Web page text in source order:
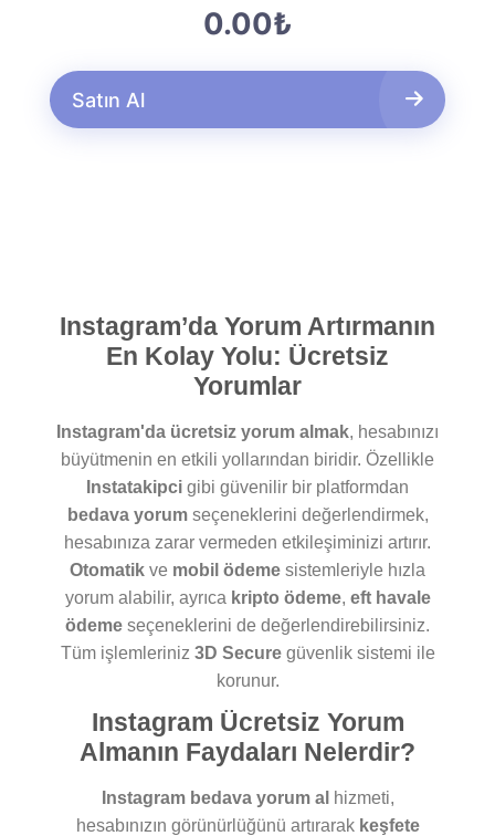
0.00₺
Satın Al
Instagram’da Yorum Artırmanın
En Kolay Yolu: Ücretsiz
Yorumlar
Instagram'da ücretsiz yorum almak, hesabınızı
büyütmenin en etkili yollarından biridir. Özellikle
Instatakipci gibi güvenilir bir platformdan
bedava yorumseçeneklerini değerlendirmek,
hesabınıza zarar vermeden etkileşiminizi artırır.
Otomatik ve mobil ödeme sistemleriyle hızla
yorum alabilir, ayrıca kripto ödeme, eft havale
ödeme seçeneklerini de değerlendirebilirsiniz.
Tüm işlemleriniz 3D Securegüvenlik sistemi ile
korunur.
Instagram Ücretsiz Yorum
Almanın Faydaları Nelerdir?
Instagram bedava yorum al hizmeti,
hesabınızın görünürlüğünü artırarak keşfete